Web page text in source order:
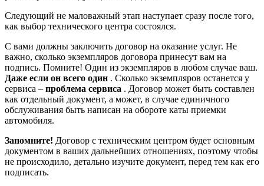
Следующий не маловажный этап наступает сразу после того,
как выбор технического центра состоялся.
С вами должны заключить договор на оказание услуг. Не
важно, сколько экземпляров договора принесут вам на
подпись. Помните! Один из экземпляров в любом случае ваш.
Даже если он всего один . Сколько экземпляров останется у
сервиса – проблема сервиса . Договор может быть составлен
как отдельный документ, а может, в случае единичного
обслуживания быть написан на обороте каты приемки
автомобиля.
Запомните! Договор с техническим центром будет основным
документом в ваших дальнейших отношениях, поэтому чтобы
не происходило, детально изучите документ, перед тем как его
подписать.